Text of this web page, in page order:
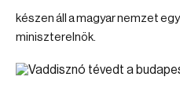
készen áll a magyar nemzet
miniszterelnök.